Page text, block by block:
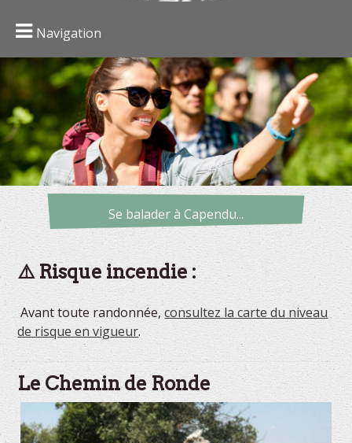
Navigation
Se balader à Capendu...
⚠️ Risque incendie :
Avant toute randonnée,consultez la carte du niveau
de risque en vigueur.
Le Chemin de Ronde